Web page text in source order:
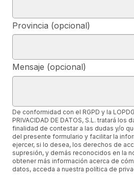
Provincia (opcional)
Mensaje (opcional)
De conformidad con el RGPD y la
PRIVACIDAD DE DATOS, S.L. tratará los
finalidad de contestar a las dudas y/o
del presente formulario y facilitar la
ejercer, si lo desea, los derechos de
supresión, y demás reconocidos en la
obtener más información acerca de
datos, acceda a nuestra política de